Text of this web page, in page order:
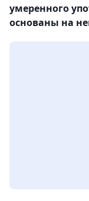
умеренного
основаны на